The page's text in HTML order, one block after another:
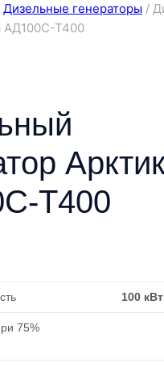
Дизельные генераторы /
АД100С-Т400
Т400
100
75%